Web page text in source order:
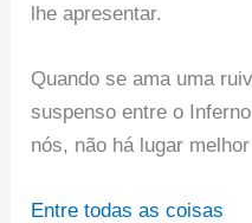
lhe apresentar.
Quando se ama uma
suspenso entre o
nós, não há lugar
Entre todas as coisas